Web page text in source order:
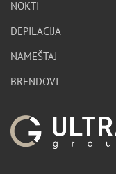
NOKTI
DEPILACIJA
NAMEŠTAJ
BRENDOVI